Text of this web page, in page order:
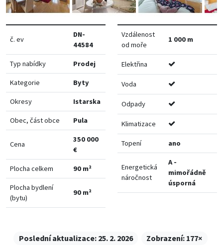
č. ev
DN-
44584
Typ nabídky Prodej
Kategorie Byty
Okresy Istarska
Obec, část obce Pula
Cena
350 000
€
Plocha celkem 90 m²
Plocha bydlení
(bytu)
90 m²
Vzdálenost
od moře
1 000 m
Elektřina
Voda
Odpady
Klimatizace
Topení ano
Energetická
náročnost
A -
mimořádně
úsporná
Poslední aktualizace: 25. 2. 2026 Zobrazení: 177×